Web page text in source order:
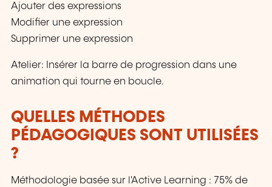
Ajouter des expressions
Modifier une expression
Supprimer une expression
Atelier: Insérer la barre de progression dans une
animation qui tourne en boucle.
QUELLES MÉTHODES
PÉDAGOGIQUES SONT UTILISÉES
?
Méthodologie basée sur l'Active Learning : 75% de